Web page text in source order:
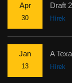
Apr
30
Draft
Hírek
Jan
13
A
Hírek